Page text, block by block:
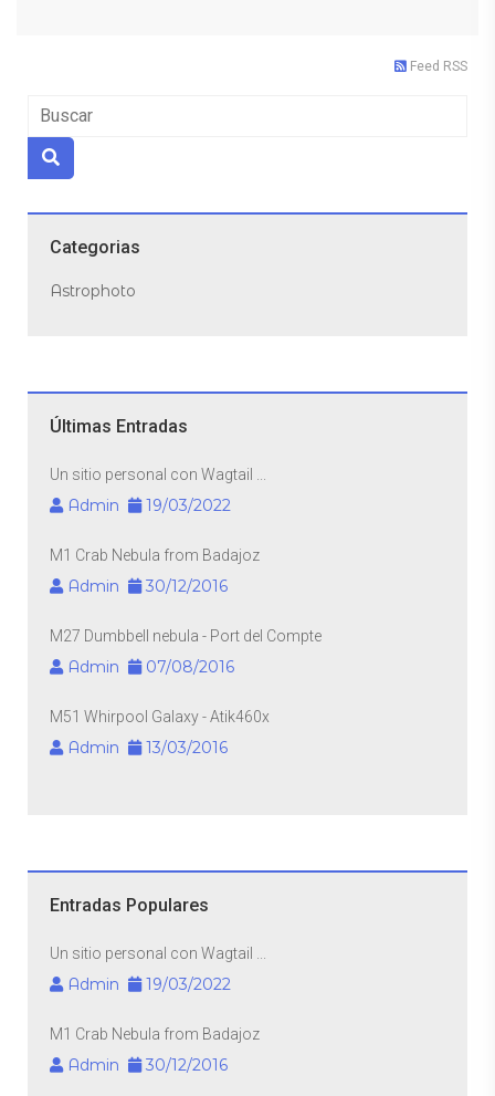
Feed RSS
Categorias
Astrophoto
Últimas Entradas
Un sitio personal con Wagtail ...
Admin 19/03/2022
M1 Crab Nebula from Badajoz
Admin 30/12/2016
M27 Dumbbell nebula - Port del Compte
Admin 07/08/2016
M51 Whirpool Galaxy - Atik460x
Admin 13/03/2016
Entradas Populares
Un sitio personal con Wagtail ...
Admin 19/03/2022
M1 Crab Nebula from Badajoz
Admin 30/12/2016